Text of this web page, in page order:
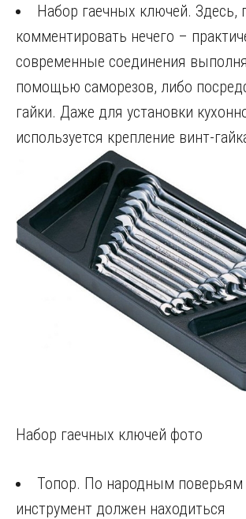
Набор гаечных ключей. Здесь,
комментировать нечего –
современные соединения
помощью саморезов, либо
гайки. Даже для установки
используется крепление винт-
Набор гаечных ключей фото
Топор. По народным поверьям
инструмент должен находиться